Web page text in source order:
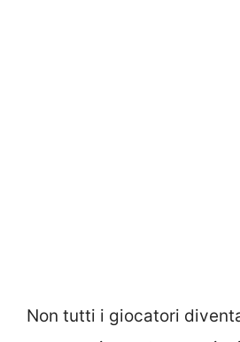
Non tutti i giocatori